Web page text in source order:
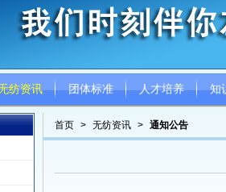
纺资讯 团体标准 人才培养 知
首页 > 无纺资讯 > 通知公告